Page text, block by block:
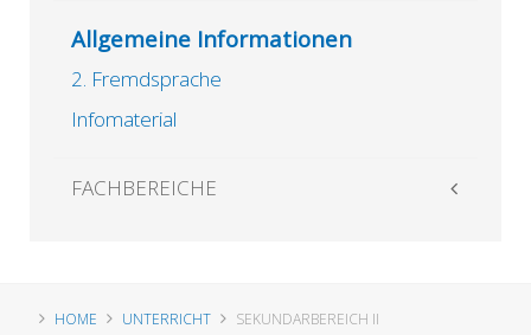
Allgemeine Informationen
2. Fremdsprache
Infomaterial
FACHBEREICHE
HOME UNTERRICHT
SEKUNDARBEREICH II